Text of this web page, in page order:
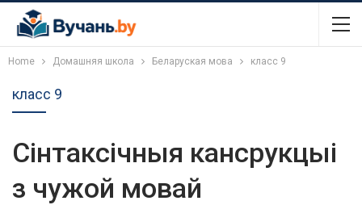
Home Домашняя школа Беларуская мова класс 9
класс 9
Сінтаксічныя кансрукцыі
з чужой мовай